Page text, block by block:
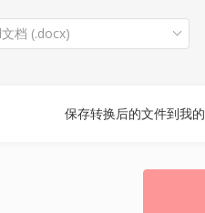
档 (.docx)
保存转换后的文件到我的